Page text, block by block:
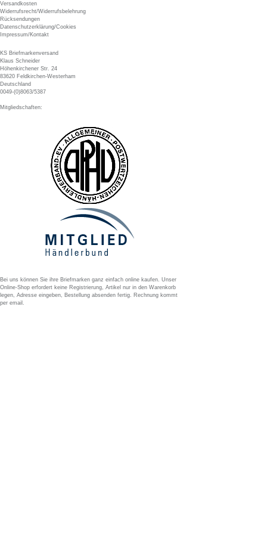
Versandkosten
Widerrufsrecht/Widerrufsbelehrung
Rücksendungen
Datenschutzerklärung/Cookies
Impressum/Kontakt
KS Briefmarkenversand
Klaus Schneider
Höhenkirchener Str. 24
83620 Feldkirchen-Westerham
Deutschland
0049-(0)8063/5387
Mitgliedschaften:
Bei uns können Sie ihre Briefmarken ganz einfach online kaufen. Unser
Online-Shop erfordert keine Registrierung, Artikel nur in den Warenkorb
legen, Adresse eingeben, Bestellung absenden fertig. Rechnung kommt
per email.